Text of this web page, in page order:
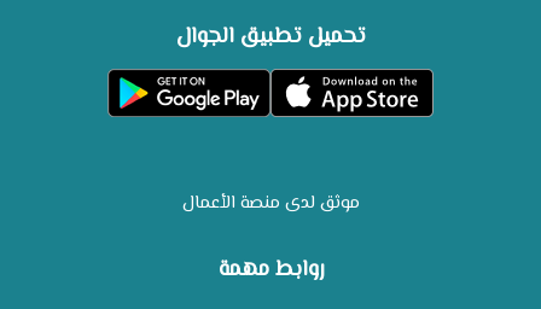
روابط مهمة
تحميل تطبيق الجوال
موثق لدى منصة الأعمال